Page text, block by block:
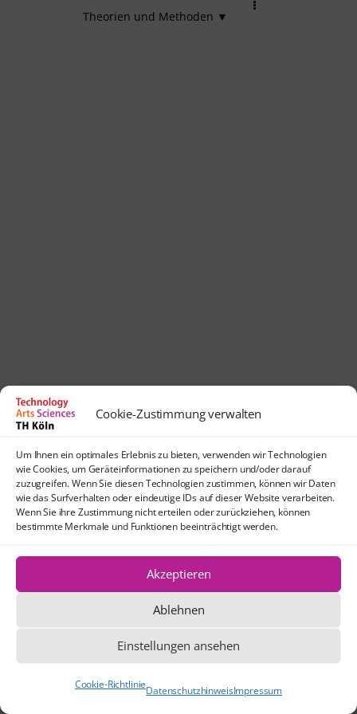
Cookie-Zustimmung verwalten
Um Ihnen ein optimales Erlebnis zu bieten, verwenden wir Technologien
wie Cookies, um Geräteinformationen zu speichern und/oder darauf
zuzugreifen. Wenn Sie diesen Technologien zustimmen, können wir Daten
wie das Surfverhalten oder eindeutige IDs auf dieser Website verarbeiten.
Wenn Sie ihre Zustimmung nicht erteilen oder zurückziehen, können
bestimmte Merkmale und Funktionen beeinträchtigt werden.
Akzeptieren
Ablehnen
Einstellungen ansehen
Cookie-RichtlinieDatenschutzhinweisImpressum
Theorien und Methoden ▼